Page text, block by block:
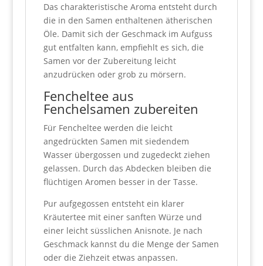
Das charakteristische Aroma entsteht durch
die in den Samen enthaltenen ätherischen
Öle. Damit sich der Geschmack im Aufguss
gut entfalten kann, empfiehlt es sich, die
Samen vor der Zubereitung leicht
anzudrücken oder grob zu mörsern.
Fencheltee aus
Fenchelsamen zubereiten
Für Fencheltee werden die leicht
angedrückten Samen mit siedendem
Wasser übergossen und zugedeckt ziehen
gelassen. Durch das Abdecken bleiben die
flüchtigen Aromen besser in der Tasse.
Pur aufgegossen entsteht ein klarer
Kräutertee mit einer sanften Würze und
einer leicht süsslichen Anisnote. Je nach
Geschmack kannst du die Menge der Samen
oder die Ziehzeit etwas anpassen.